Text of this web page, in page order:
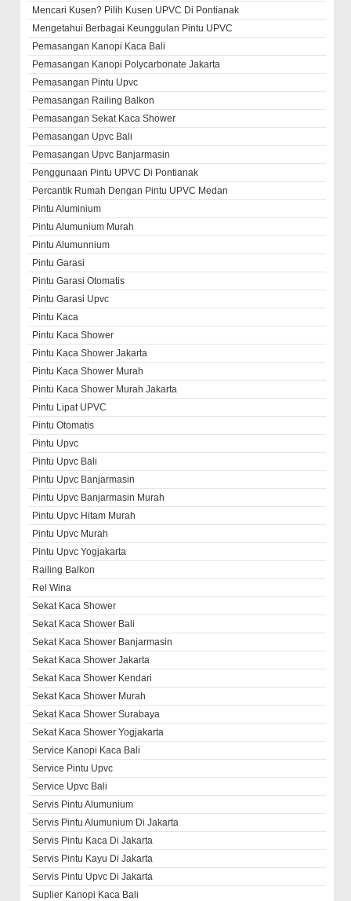
Mencari Kusen? Pilih Kusen UPVC Di Pontianak
Mengetahui Berbagai Keunggulan Pintu UPVC
Pemasangan Kanopi Kaca Bali
Pemasangan Kanopi Polycarbonate Jakarta
Pemasangan Pintu Upvc
Pemasangan Railing Balkon
Pemasangan Sekat Kaca Shower
Pemasangan Upvc Bali
Pemasangan Upvc Banjarmasin
Penggunaan Pintu UPVC Di Pontianak
Percantik Rumah Dengan Pintu UPVC Medan
Pintu Aluminium
Pintu Alumunium Murah
Pintu Alumunnium
Pintu Garasi
Pintu Garasi Otomatis
Pintu Garasi Upvc
Pintu Kaca
Pintu Kaca Shower
Pintu Kaca Shower Jakarta
Pintu Kaca Shower Murah
Pintu Kaca Shower Murah Jakarta
Pintu Lipat UPVC
Pintu Otomatis
Pintu Upvc
Pintu Upvc Bali
Pintu Upvc Banjarmasin
Pintu Upvc Banjarmasin Murah
Pintu Upvc Hitam Murah
Pintu Upvc Murah
Pintu Upvc Yogjakarta
Railing Balkon
Rel Wina
Sekat Kaca Shower
Sekat Kaca Shower Bali
Sekat Kaca Shower Banjarmasin
Sekat Kaca Shower Jakarta
Sekat Kaca Shower Kendari
Sekat Kaca Shower Murah
Sekat Kaca Shower Surabaya
Sekat Kaca Shower Yogjakarta
Service Kanopi Kaca Bali
Service Pintu Upvc
Service Upvc Bali
Servis Pintu Alumunium
Servis Pintu Alumunium Di Jakarta
Servis Pintu Kaca Di Jakarta
Servis Pintu Kayu Di Jakarta
Servis Pintu Upvc Di Jakarta
Suplier Kanopi Kaca Bali